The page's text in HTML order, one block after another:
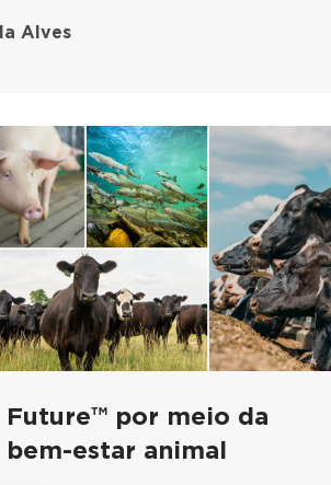
Alves
por meio da
bem-estar animal